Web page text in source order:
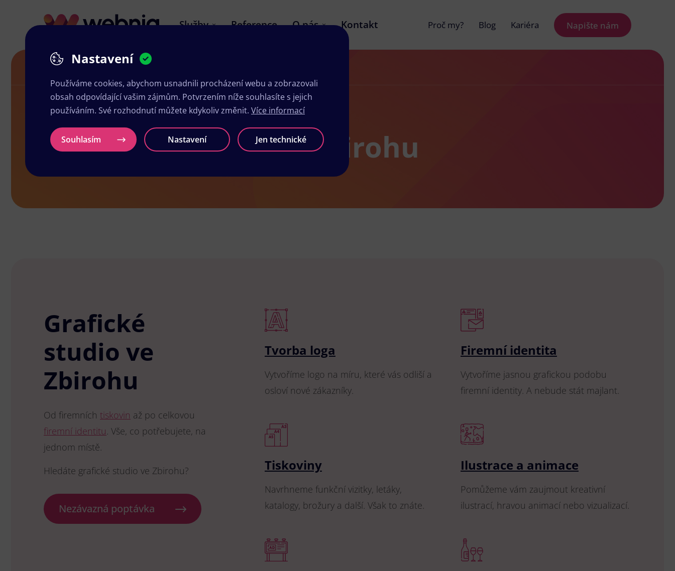
Služby Reference O nás Kontakt Proč my? Blog Kariéra Napište nám
Grafické studio ve Zbirohu
Grafické studio ve Zbirohu
Grafické
studio ve
Zbirohu
Od firemních tiskovin až po celkovou
firemní identitu. Vše, co potřebujete, na
jednom místě.
Hledáte grafické studio ve Zbirohu?
Nezávazná poptávka
Tvorba loga
Vytvoříme logo na míru, které vás odliší a
osloví nové zákazníky.
Firemní identita
Vytvoříme jasnou grafickou podobu
firemní identity. A nebude stát majlant.
Tiskoviny
Navrhneme funkční vizitky, letáky,
katalogy, brožury a další. Však to znáte.
Ilustrace a animace
Pomůžeme vám zaujmout kreativní
ilustrací, hravou animací nebo vizualizací.
Nastavení
Používáme cookies, abychom usnadnili procházení webu a zobrazovali
obsah odpovídající vašim zájmům. Potvrzením níže souhlasíte s jejich
používáním. Své rozhodnutí můžete kdykoliv změnit. Více informací
Souhlasím Nastavení Jen technické